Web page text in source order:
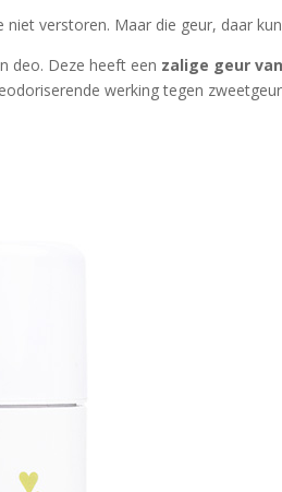
verstoren. Maar die geur, daar
deo. Deze heeft een zalige geur
werking tegen